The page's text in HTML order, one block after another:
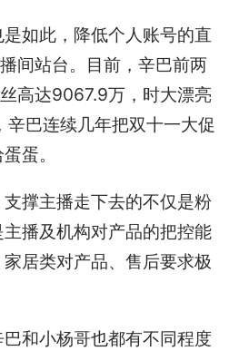
如此，降低个人账号的直
间站台。目前，辛巴前两
高达9067.9万，时大漂亮
巴连续几年把双十一大促
蛋。
撑主播走下去的不仅是粉
播及机构对产品的把控能
居类对产品、售后要求极
和小杨哥也都有不同程度